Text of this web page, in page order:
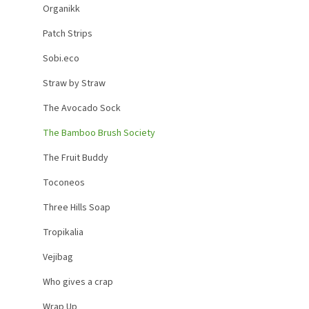
Organikk
Patch Strips
Sobi.eco
Straw by Straw
The Avocado Sock
The Bamboo Brush Society
The Fruit Buddy
Toconeos
Three Hills Soap
Tropikalia
Vejibag
Who gives a crap